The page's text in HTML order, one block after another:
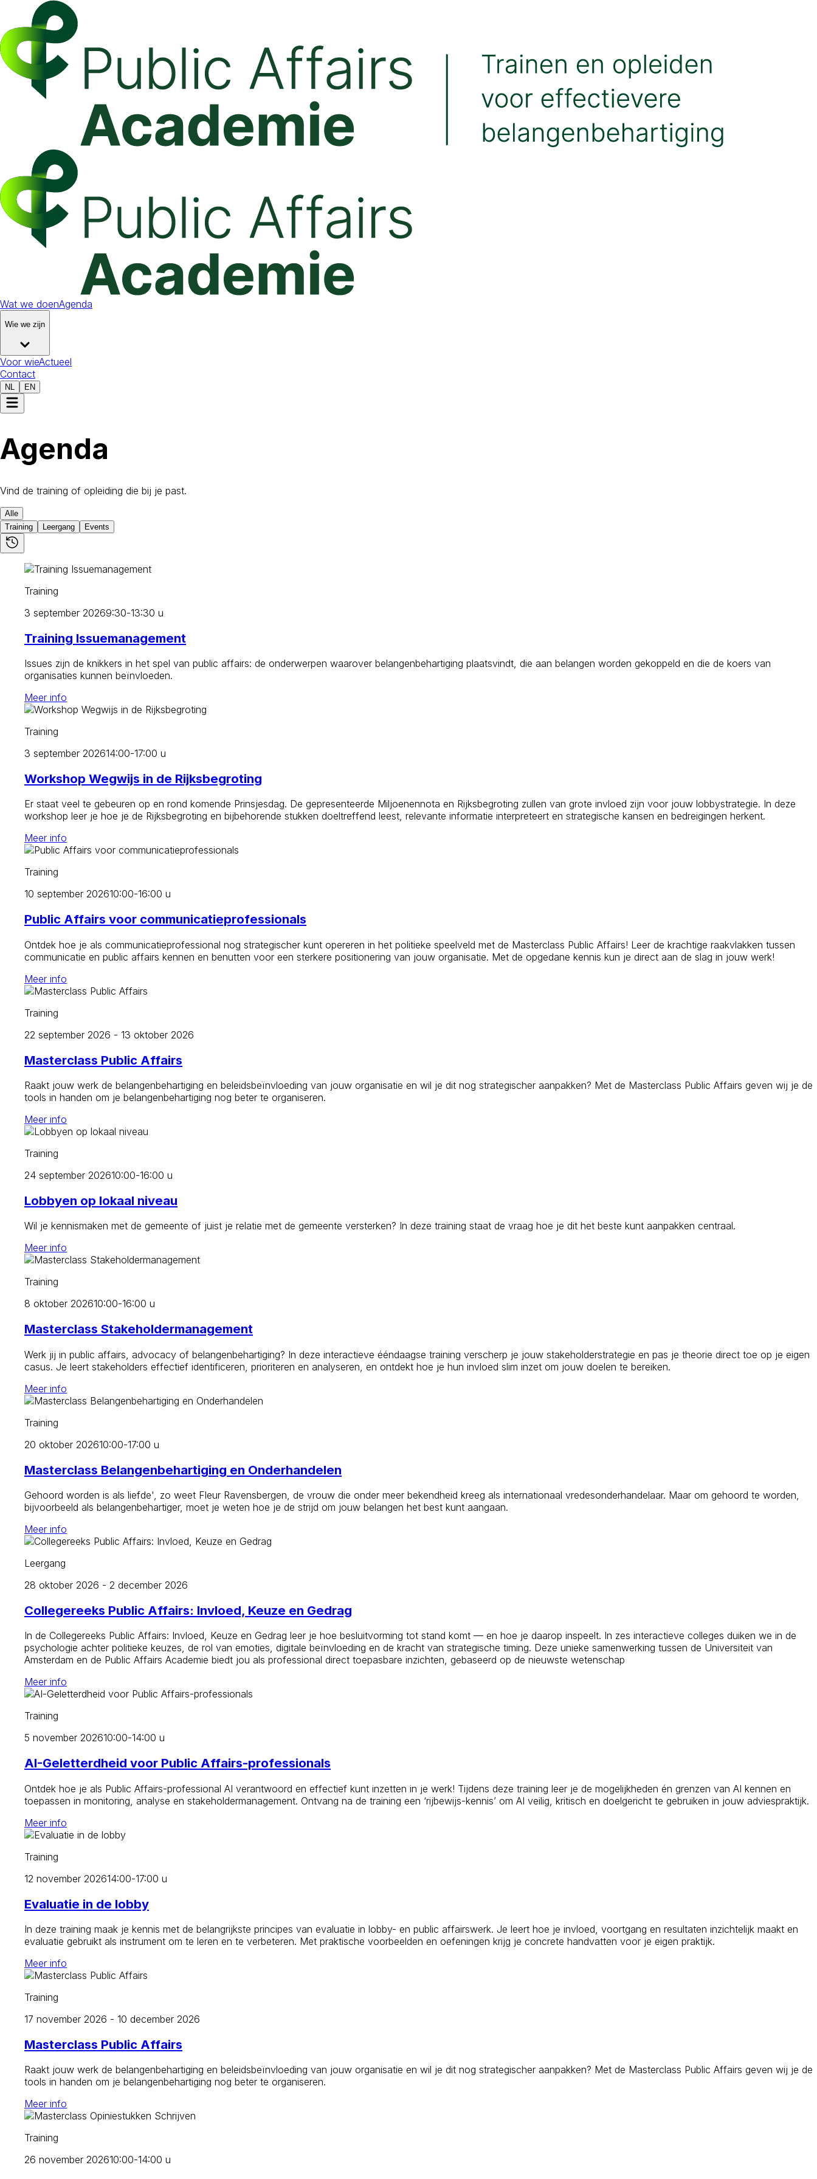
Wat we doenAgenda
Wie we zijn
Voor wieActueel
Contact
NL EN
Agenda
Vind de training of opleiding die bij je past.
Alle
Training
Leergang Events
Training
3 september 20269:30-13:30 u
Training Issuemanagement
Issues zijn de knikkers in het spel van public affairs: de onderwerpen waarover belangenbehartiging plaatsvindt, die aan belangen worden gekoppeld en die de koers van
organisaties kunnen beïnvloeden.
Meer info
Training
3 september 202614:00-17:00 u
Workshop Wegwijs in de Rijksbegroting
Er staat veel te gebeuren op en rond komende Prinsjesdag. De gepresenteerde Miljoenennota en Rijksbegroting zullen van grote invloed zijn voor jouw lobbystrategie. In deze
workshop leer je hoe je de Rijksbegroting en bijbehorende stukken doeltreffend leest, relevante informatie interpreteert en strategische kansen en bedreigingen herkent.
Meer info
Training
10 september 202610:00-16:00 u
Public Affairs voor communicatieprofessionals
Ontdek hoe je als communicatieprofessional nog strategischer kunt opereren in het politieke speelveld met de Masterclass Public Affairs! Leer de krachtige raakvlakken tussen
communicatie en public affairs kennen en benutten voor een sterkere positionering van jouw organisatie. Met de opgedane kennis kun je direct aan de slag in jouw werk!
Meer info
Training
22 september 2026 - 13 oktober 2026
Masterclass Public Affairs
Raakt jouw werk de belangenbehartiging en beleidsbeïnvloeding van jouw organisatie en wil je dit nog strategischer aanpakken? Met de Masterclass Public Affairs geven wij je de
tools in handen om je belangenbehartiging nog beter te organiseren.
Meer info
Training
24 september 202610:00-16:00 u
Lobbyen op lokaal niveau
Wil je kennismaken met de gemeente of juist je relatie met de gemeente versterken? In deze training staat de vraag hoe je dit het beste kunt aanpakken centraal.
Meer info
Training
8 oktober 202610:00-16:00 u
Masterclass Stakeholdermanagement
Werk jij in public affairs, advocacy of belangenbehartiging? In deze interactieve ééndaagse training verscherp je jouw stakeholderstrategie en pas je theorie direct toe op je eigen
casus. Je leert stakeholders effectief identificeren, prioriteren en analyseren, en ontdekt hoe je hun invloed slim inzet om jouw doelen te bereiken.
Meer info
Training
20 oktober 202610:00-17:00 u
Masterclass Belangenbehartiging en Onderhandelen
Gehoord worden is als liefde', zo weet Fleur Ravensbergen, de vrouw die onder meer bekendheid kreeg als internationaal vredesonderhandelaar. Maar om gehoord te worden,
bijvoorbeeld als belangenbehartiger, moet je weten hoe je de strijd om jouw belangen het best kunt aangaan.
Meer info
Leergang
28 oktober 2026 - 2 december 2026
Collegereeks Public Affairs: Invloed, Keuze en Gedrag
In de Collegereeks Public Affairs: Invloed, Keuze en Gedrag leer je hoe besluitvorming tot stand komt — en hoe je daarop inspeelt. In zes interactieve colleges duiken we in de
psychologie achter politieke keuzes, de rol van emoties, digitale beïnvloeding en de kracht van strategische timing. Deze unieke samenwerking tussen de Universiteit van
Amsterdam en de Public Affairs Academie biedt jou als professional direct toepasbare inzichten, gebaseerd op de nieuwste wetenschap
Meer info
Training
5 november 202610:00-14:00 u
AI-Geletterdheid voor Public Affairs-professionals
Ontdek hoe je als Public Affairs-professional AI verantwoord en effectief kunt inzetten in je werk! Tijdens deze training leer je de mogelijkheden én grenzen van AI kennen en
toepassen in monitoring, analyse en stakeholdermanagement. Ontvang na de training een ‘rijbewijs-kennis’ om AI veilig, kritisch en doelgericht te gebruiken in jouw adviespraktijk.
Meer info
Training
12 november 202614:00-17:00 u
Evaluatie in de lobby
In deze training maak je kennis met de belangrijkste principes van evaluatie in lobby- en public affairswerk. Je leert hoe je invloed, voortgang en resultaten inzichtelijk maakt en
evaluatie gebruikt als instrument om te leren en te verbeteren. Met praktische voorbeelden en oefeningen krijg je concrete handvatten voor je eigen praktijk.
Meer info
Training
17 november 2026 - 10 december 2026
Masterclass Public Affairs
Raakt jouw werk de belangenbehartiging en beleidsbeïnvloeding van jouw organisatie en wil je dit nog strategischer aanpakken? Met de Masterclass Public Affairs geven wij je de
tools in handen om je belangenbehartiging nog beter te organiseren.
Meer info
Training
26 november 202610:00-14:00 u